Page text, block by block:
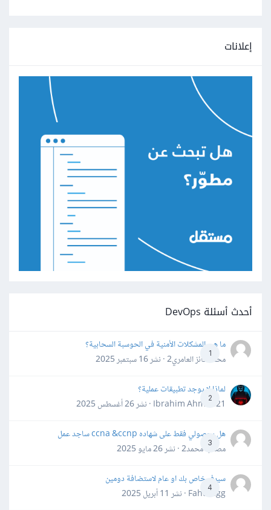
إعلانات
أحدث أسئلة DevOps
1
ما هي المشكلات الأمنية في الحوسبة السحابية؟
محمد فائز العامري2 · نشر
16 سبتمبر 2025
2
لماذا لا يوجد تطبيقات عملية؟
Ibrahim Ahmed21 · نشر
26 أغسطس 2025
3
هل بحصولي فقط على شهاده ccna &ccnp ساجد عمل
مصعب محمد2 · نشر
26 مايو 2025
4
سيرفر خاص بك او عام لاستضافة دومين
Fahd Ggg · نشر
11 أبريل 2025